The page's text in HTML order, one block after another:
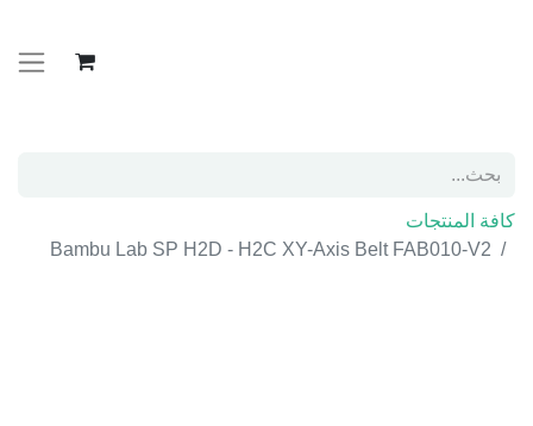
كافة المنتجات
Bambu Lab SP H2D - H2C XY-Axis Belt FAB010-V2